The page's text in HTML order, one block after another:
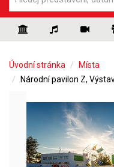
Úvodní stránka
Místa
Národní pavilon Z,